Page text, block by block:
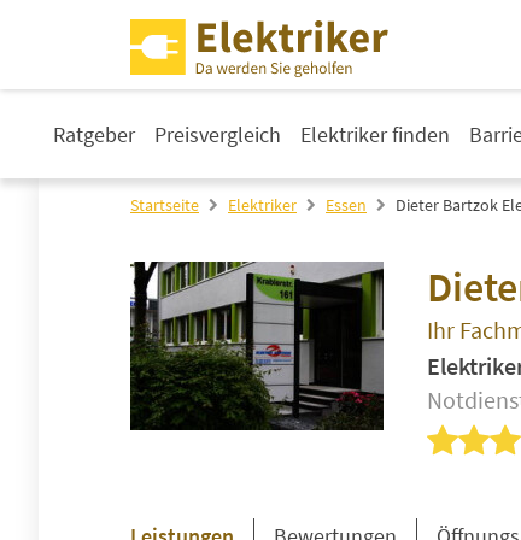
Ratgeber Preisvergleich Elektriker finden
Startseite Elektriker Essen Dieter Bartzok
Ihr